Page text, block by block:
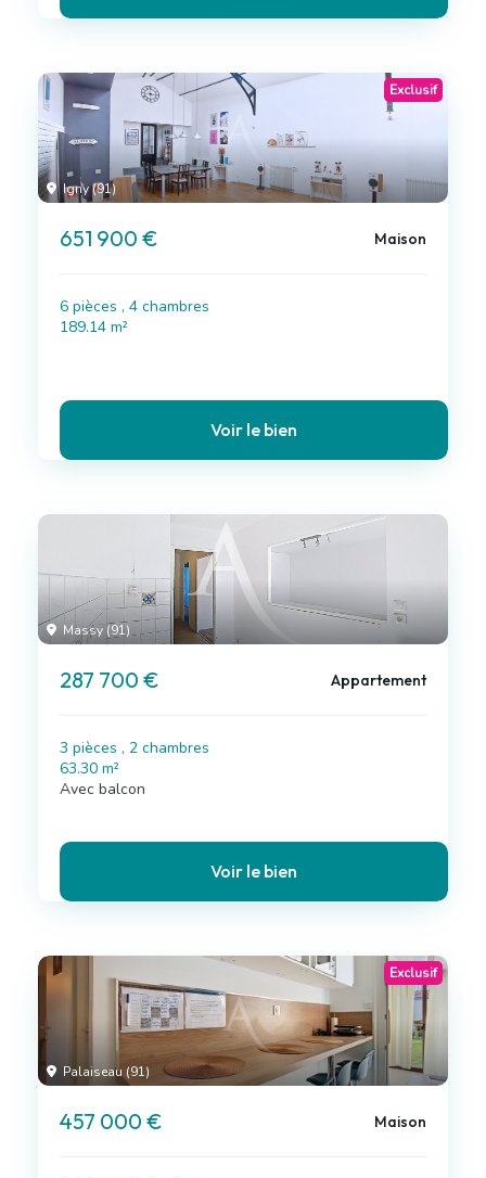
Igny (91)
Exclusif
651 900 € Maison
6 pièces , 4 chambres
189.14 m²
Voir le bien
Massy (91)
287 700 € Appartement
3 pièces , 2 chambres
63.30 m²
Avec balcon
Voir le bien
Palaiseau (91)
Exclusif
457 000 € Maison